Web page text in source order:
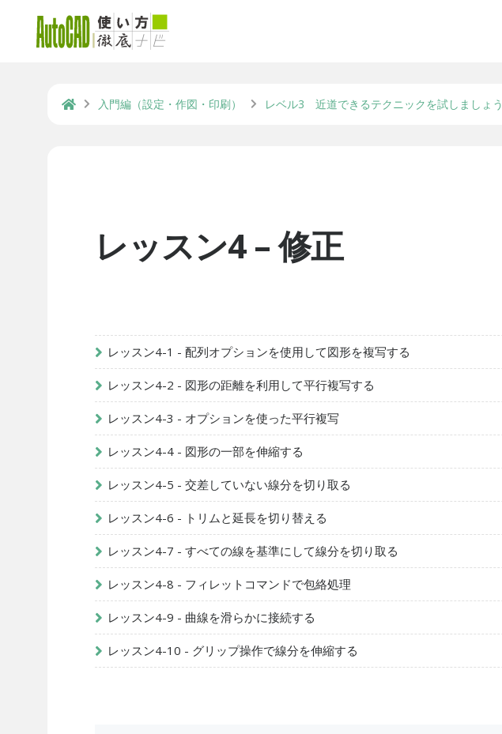
入門編（設定・作図・印刷） レベル3 近道できるテクニックを試しましょう
レッスン4 – 修正
レッスン4-1 - 配列オプションを使用して図形を複写する
レッスン4-2 - 図形の距離を利用して平行複写する
レッスン4-3 - オプションを使った平行複写
レッスン4-4 - 図形の一部を伸縮する
レッスン4-5 - 交差していない線分を切り取る
レッスン4-6 - トリムと延長を切り替える
レッスン4-7 - すべての線を基準にして線分を切り取る
レッスン4-8 - フィレットコマンドで包絡処理
レッスン4-9 - 曲線を滑らかに接続する
レッスン4-10 - グリップ操作で線分を伸縮する